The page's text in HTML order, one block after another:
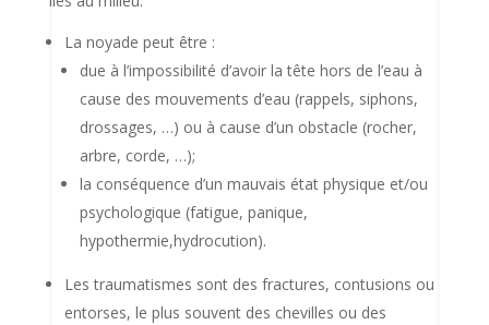
La noyade peut être :
due à l’impossibilité d’avoir la tête hors de l’eau à
cause des mouvements d’eau (rappels, siphons,
drossages, …) ou à cause d’un obstacle (rocher,
arbre, corde, …);
la conséquence d’un mauvais état physique et/ou
psychologique (fatigue, panique,
hypothermie,hydrocution).
Les traumatismes sont des fractures, contusions ou
entorses, le plus souvent des chevilles ou des